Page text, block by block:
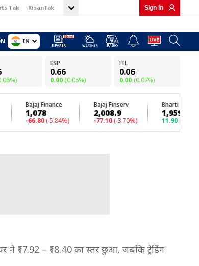
Tak KisanTak Sign In
IN
₹17.92 – ₹18.40 का स्तर छुआ, जबकि ट्रेडिंग